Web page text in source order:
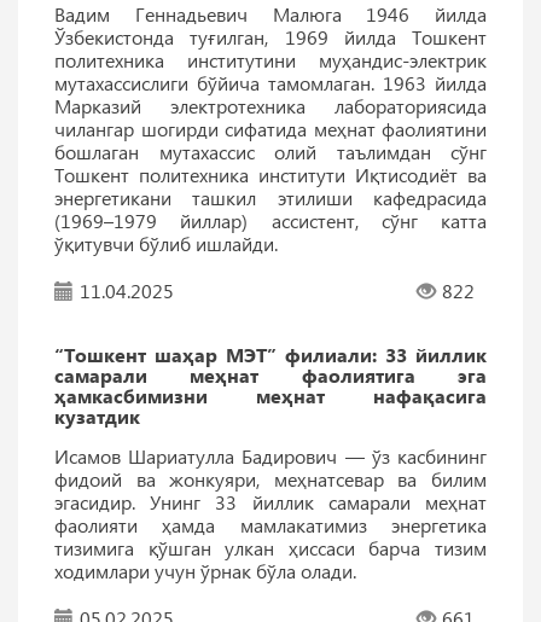
Вадим Геннадьевич Малюга 1946 йилда
Ўзбекистонда туғилган, 1969 йилда Тошкент
политехника институтини муҳандис-электрик
мутахассислиги бўйича тамомлаган. 1963 йилда
Марказий электротехника лабораториясида
чилангар шогирди сифатида меҳнат фаолиятини
бошлаган мутахассис олий таълимдан сўнг
Тошкент политехника институти Иқтисодиёт ва
энергетикани ташкил этилиши кафедрасида
(1969–1979 йиллар) ассистент, сўнг катта
ўқитувчи бўлиб ишлайди.
11.04.2025
822
“Тошкент шаҳар МЭТ” филиали: 33 йиллик
самарали меҳнат фаолиятига эга
ҳамкасбимизни меҳнат нафақасига
кузатдик
Исамов Шариатулла Бадирович — ўз касбининг
фидоий ва жонкуяри, меҳнатсевар ва билим
эгасидир. Унинг 33 йиллик самарали меҳнат
фаолияти ҳамда мамлакатимиз энергетика
тизимига қўшган улкан ҳиссаси барча тизим
ходимлари учун ўрнак бўла олади.